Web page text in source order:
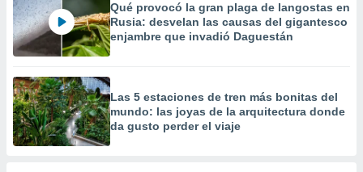
Qué provocó la gran plaga de langostas en
Rusia: desvelan las causas del gigantesco
enjambre que invadió Daguestán
Las 5 estaciones de tren más bonitas del
mundo: las joyas de la arquitectura donde
da gusto perder el viaje